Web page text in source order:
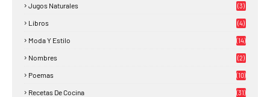
Jugos Naturales (3)
Libros (4)
Moda Y Estilo (14)
Nombres (2)
Poemas (10)
Recetas De Cocina (31)